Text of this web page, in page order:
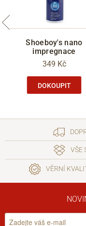
Shoeboy's nano
impregnace
349 Kč
DOKOUPIT
VŠE
VĚRNÍ